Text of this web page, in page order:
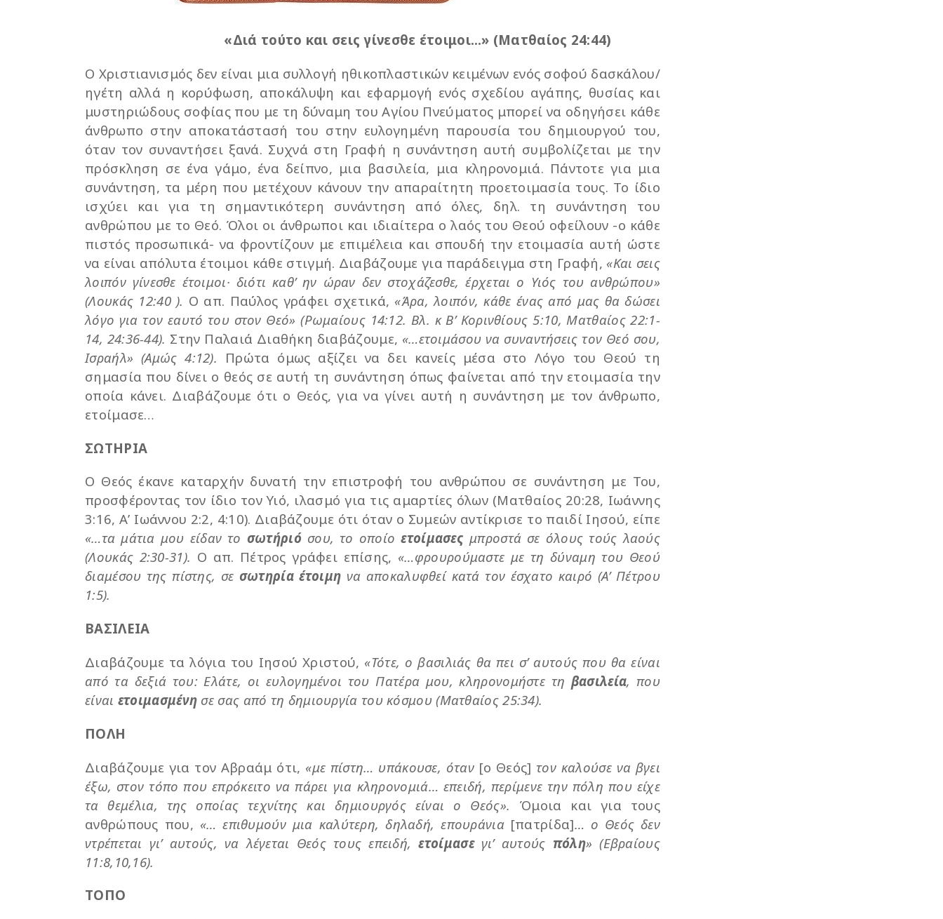
«Διά τούτο και σεις γίνεσθε έτοιμοι…» (Ματθαίος 24:44)
Ο Χριστιανισμός δεν είναι μια συλλογή ηθικοπλαστικών κειμένων ενός σοφού δασκάλου/
ηγέτη αλλά η κορύφωση, αποκάλυψη και εφαρμογή ενός σχεδίου αγάπης, θυσίας και
μυστηριώδους σοφίας που με τη δύναμη του Αγίου Πνεύματος μπορεί να οδηγήσει κάθε
άνθρωπο στην αποκατάστασή του στην ευλογημένη παρουσία του δημιουργού του,
όταν τον συναντήσει ξανά. Συχνά στη Γραφή η συνάντηση αυτή συμβολίζεται με την
πρόσκληση σε ένα γάμο, ένα δείπνο, μια βασιλεία, μια κληρονομιά. Πάντοτε για μια
συνάντηση, τα μέρη που μετέχουν κάνουν την απαραίτητη προετοιμασία τους. Το ίδιο
ισχύει και για τη σημαντικότερη συνάντηση από όλες, δηλ. τη συνάντηση του
ανθρώπου με το Θεό. Όλοι οι άνθρωποι και ιδιαίτερα ο λαός του Θεού οφείλουν -ο κάθε
πιστός προσωπικά- να φροντίζουν με επιμέλεια και σπουδή την ετοιμασία αυτή ώστε
να είναι απόλυτα έτοιμοι κάθε στιγμή. Διαβάζουμε για παράδειγμα στη Γραφή, «Και σεις
λοιπόν γίνεσθε έτοιμοι· διότι καθ’ ην ώραν δεν στοχάζεσθε, έρχεται ο Υιός του ανθρώπου»
(Λουκάς 12:40 ). Ο απ. Παύλος γράφει σχετικά, «Άρα, λοιπόν, κάθε ένας από μας θα δώσει
λόγο για τον εαυτό του στον Θεό» (Ρωμαίους 14:12. Βλ. κ Β’ Κορινθίους 5:10, Ματθαίος 22:1-
14, 24:36-44). Στην Παλαιά Διαθήκη διαβάζουμε, «…ετοιμάσου να συναντήσεις τον Θεό σου,
Ισραήλ» (Αμώς 4:12). Πρώτα όμως αξίζει να δει κανείς μέσα στο Λόγο του Θεού τη
σημασία που δίνει ο θεός σε αυτή τη συνάντηση όπως φαίνεται από την ετοιμασία την
οποία κάνει. Διαβάζουμε ότι ο Θεός, για να γίνει αυτή η συνάντηση με τον άνθρωπο,
ετοίμασε…
ΣΩΤΗΡΙΑ
Ο Θεός έκανε καταρχήν δυνατή την επιστροφή του ανθρώπου σε συνάντηση με Του,
προσφέροντας τον ίδιο τον Υιό, ιλασμό για τις αμαρτίες όλων (Ματθαίος 20:28, Ιωάννης
3:16, Α’ Ιωάννου 2:2, 4:10). Διαβάζουμε ότι όταν ο Συμεών αντίκρισε το παιδί Ιησού, είπε
«…τα μάτια μου είδαν το σωτήριόσου, το οποίοετοίμασες μπροστά σε όλους τούς λαούς
(Λουκάς 2:30-31). Ο απ. Πέτρος γράφει επίσης, «…φρουρούμαστε με τη δύναμη του Θεού
διαμέσου της πίστης, σε σωτηρία έτοιμη να αποκαλυφθεί κατά τον έσχατο καιρό (Α’ Πέτρου
1:5).
ΒΑΣΙΛΕΙΑ
Διαβάζουμε τα λόγια του Ιησού Χριστού, «Τότε, ο βασιλιάς θα πει σ’ αυτούς που θα είναι
από τα δεξιά του: Ελάτε, οι ευλογημένοι του Πατέρα μου, κληρονομήστε τη βασιλεία, που
είναι ετοιμασμένη σε σας από τη δημιουργία του κόσμου (Ματθαίος 25:34).
ΠΟΛΗ
Διαβάζουμε για τον Αβραάμ ότι, «με πίστη… υπάκουσε, όταν [ο Θεός] τον καλούσε να βγει
έξω, στον τόπο που επρόκειτο να πάρει για κληρονομιά… επειδή, περίμενε την πόλη που είχε
τα θεμέλια, της οποίας τεχνίτης και δημιουργός είναι ο Θεός». Όμοια και για τους
ανθρώπους που, «… επιθυμούν μια καλύτερη, δηλαδή, επουράνια [πατρίδα]… ο Θεός δεν
ντρέπεται γι’ αυτούς, να λέγεται Θεός τους επειδή,ετοίμασεγι’ αυτούς πόλη» (Εβραίους
11:8,10,16).
ΤΟΠΟ